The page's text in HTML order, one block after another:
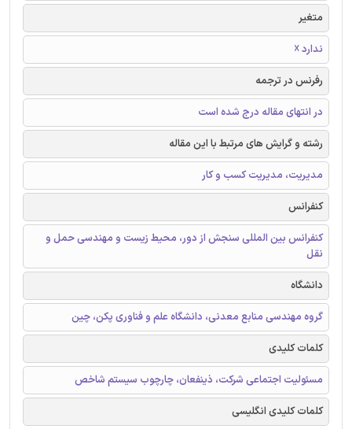
متغیر
ندارد ☓
رفرنس در ترجمه
در انتهای مقاله درج شده است
رشته و گرایش های مرتبط با این مقاله
مدیریت، مدیریت کسب و کار
کنفرانس
کنفرانس بین المللی سنجش از دور، محیط زیست و مهندسی حمل و
نقل
دانشگاه
گروه مهندسی منابع معدنی، دانشگاه علم و فناوری پکن، چین
کلمات کلیدی
مسئولیت اجتماعی شرکت، ذینفعان، چارچوب سیستم شاخص
کلمات کلیدی انگلیسی